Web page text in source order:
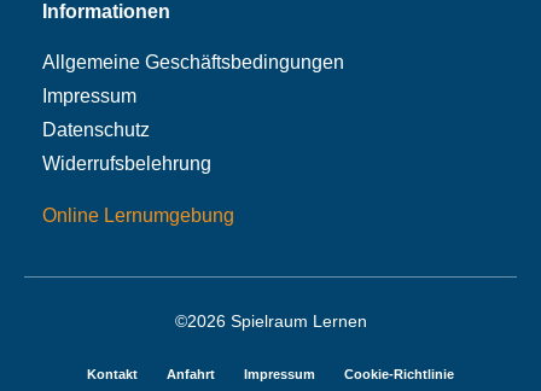
Informationen
Allgemeine Geschäftsbedingungen
Impressum
Datenschutz
Widerrufsbelehrung
Online Lernumgebung
©2026 Spielraum Lernen
Kontakt Anfahrt Impressum Cookie-Richtlinie